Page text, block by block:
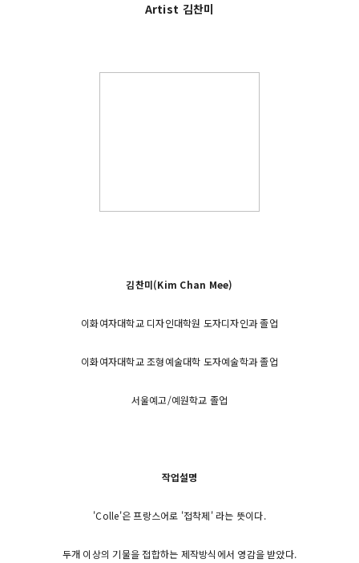
Artist 김찬미
김찬미(Kim Chan Mee)
이화여자대학교 디자인대학원 도자디자인과 졸업
이화여자대학교 조형예술대학 도자예술학과 졸업
서울예고/예원학교 졸업
작업설명
'Colle'은 프랑스어로 '접착제' 라는 뜻이다.
두개 이상의 기물을 접합하는 제작방식에서 영감을 받았다.